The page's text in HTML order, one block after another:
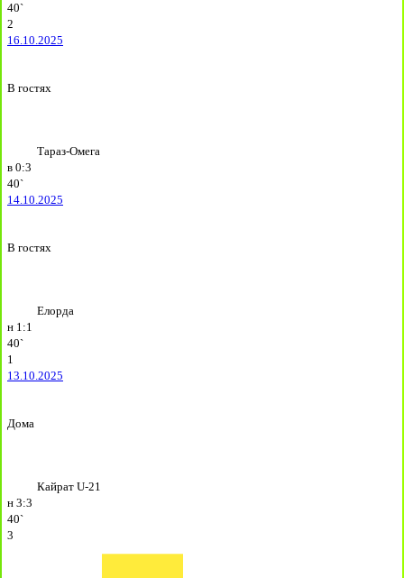
40`
2
16.10.2025
В гостях
Тараз-Омега
в 0:3
40`
14.10.2025
В гостях
Елорда
н 1:1
40`
1
13.10.2025
Дома
Кайрат U-21
н 3:3
40`
3